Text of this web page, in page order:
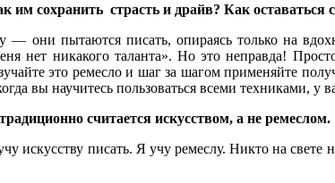
сохранить страсть и драйв? Как оставаться
они пытаются писать, опираясь только на
нет никакого таланта». Но это неправда!
это ремесло и шаг за шагом применяйте
вы научитесь пользоваться всеми техниками,
считается искусством, а не ремеслом.
искусству писать. Я учу ремеслу. Никто на